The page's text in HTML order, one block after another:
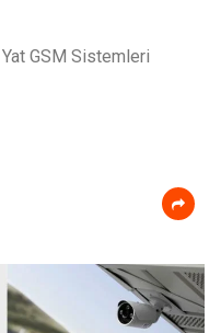
Yat GSM Sistemleri